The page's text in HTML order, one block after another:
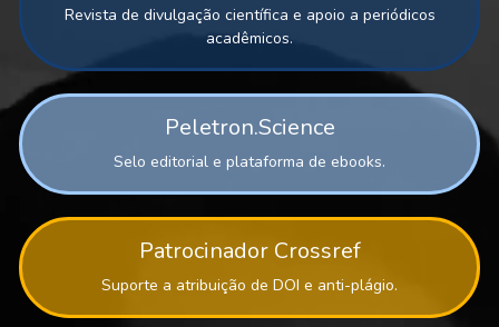
Revista de divulgação científica e apoio a periódicos
acadêmicos.
Peletron.Science
Selo editorial e plataforma de ebooks.
Patrocinador Crossref
Suporte a atribuição de DOI e anti-plágio.